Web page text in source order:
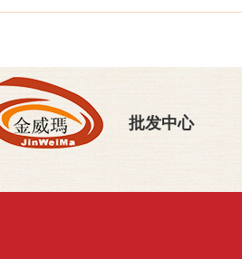
批发中心